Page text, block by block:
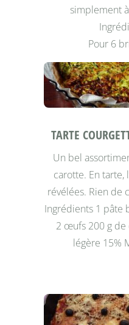
simplement
Pour 6
TARTE
Un bel
carotte. En tarte,
révélées. Rien de
Ingrédients 1 pâte
2 œufs 200 g de
légère 15%